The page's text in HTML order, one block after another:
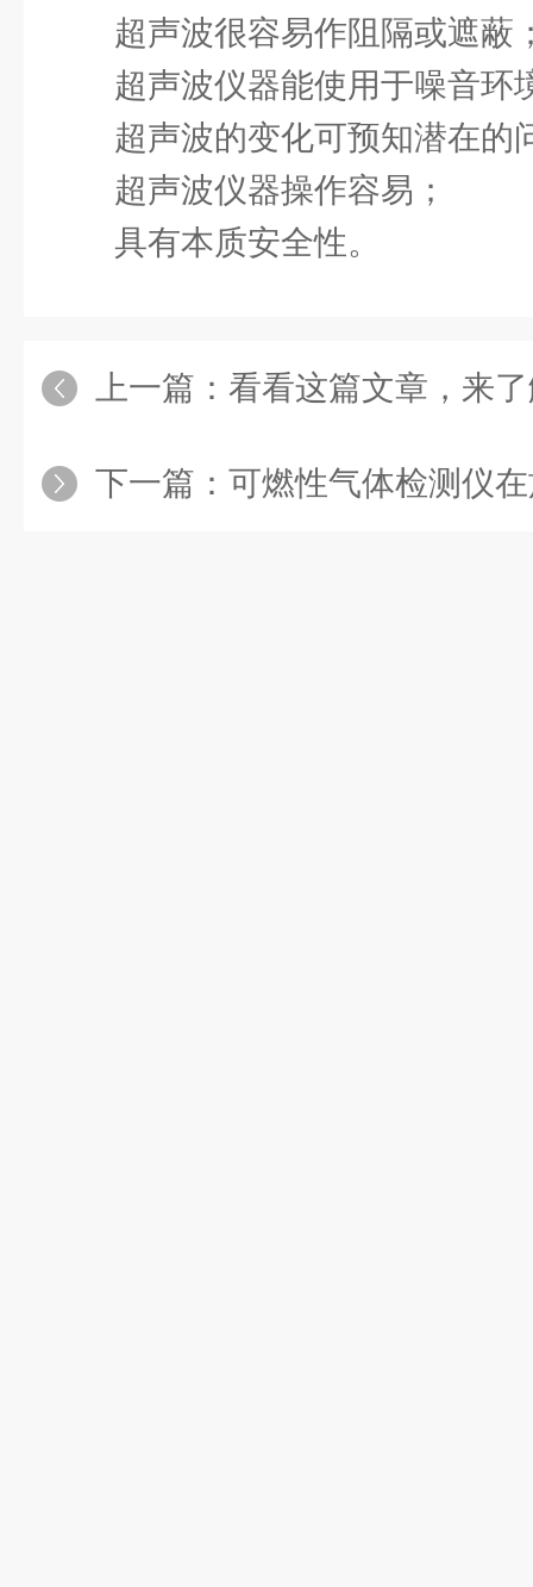
超声波很容易作阻隔或遮蔽
超声波仪器能使用于噪音环
超声波的变化可预知潜在的
超声波仪器操作容易；
具有本质安全性。
上一篇： 看看这篇文章，来了
下一篇： 可燃性气体检测仪在施工过程